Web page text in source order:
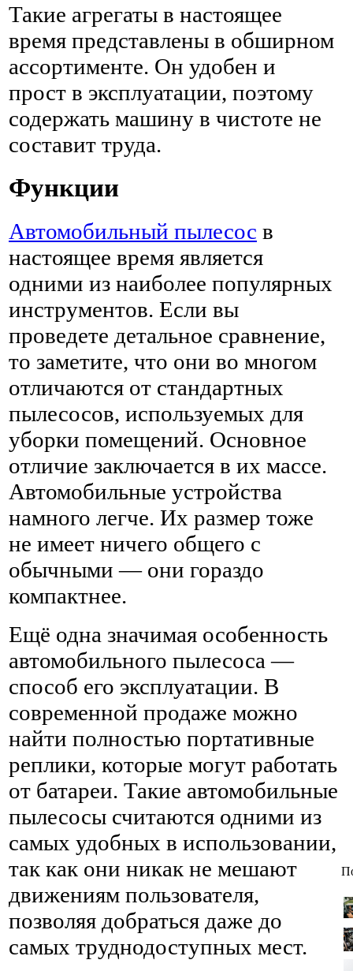
Такие агрегаты в настоящее
время представлены в обширном
ассортименте. Он удобен и
прост в эксплуатации, поэтому
содержать машину в чистоте не
составит труда.
Функции
Автомобильный пылесос в
настоящее время является
одними из наиболее популярных
инструментов. Если вы
проведете детальное сравнение,
то заметите, что они во многом
отличаются от стандартных
пылесосов, используемых для
уборки помещений. Основное
отличие заключается в их массе.
Автомобильные устройства
намного легче. Их размер тоже
не имеет ничего общего с
обычными — они гораздо
компактнее.
Ещё одна значимая особенность
автомобильного пылесоса —
способ его эксплуатации. В
современной продаже можно
найти полностью портативные
реплики, которые могут работать
от батареи. Такие автомобильные
пылесосы считаются одними из
самых удобных в использовании,
так как они никак не мешают
движениям пользователя,
позволяя добраться даже до
самых труднодоступных мест.